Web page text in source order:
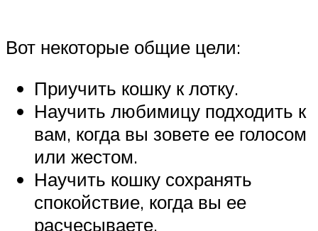
Вот некоторые общие цели:
Приучить кошку к лотку.
Научить любимицу подходить к
вам, когда вы зовете ее голосом
или жестом.
Научить кошку сохранять
спокойствие, когда вы ее
расчесываете.